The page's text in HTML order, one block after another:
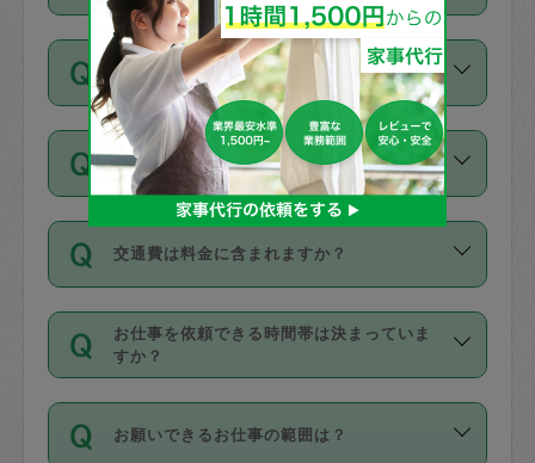
利用ください。機能をご利用いただくに
は、タスカジさんに事前に相談し、合意
の上事前申請することが必要です。な
お、3時間を下回っても、値引き等はござ
いません。
11種類の価格帯の中からタスカジさん自
身が価格を選んで設定しています。
タスカジさんの価格設定には最初は制限
があり、レビュー件数、レビューの平均
値、などで除々に設定可能な最高額が上
がっていく仕組みになっています。
支払い方法を教えてください
お支払方法はクレジットカード（Visa／
Master／JCB／AMERICAN EXPRESS／
Diners Club）のみとなります。
カード情報のご登録は、依頼リクエスト
を行う際にご入力ください。プロフィー
ル登録時にはご入力いただかなくても大
丈夫です。
デビットカード・プリペイドカード（Vプ
リカ、au WALLETなど）は支払にはご利
銀行振込や現金払いも対応していませ
同じタスカジさんに定期的にお願いする場
合はお得になる？
依頼には「スポット」と「定期（毎週｜
隔週）」があり、「定期」の依頼は「ス
ポット」よりお得な料金でご利用できま
す。
定期の最低利用回数は設けていない代わ
りに、一定数を超えたキャンセルは有償
交通費は料金に含まれますか？
交通費は依頼料金とは別途発生し、依頼
料金のご請求と合わせてお支払いとなり
ます。交通費の金額は「依頼の詳細」に
お仕事を依頼できる時間帯は決まっていま
すか？
時間帯は3種類あります。いずれも１回あ
たり３時間です。
お願いできるお仕事の範囲は？